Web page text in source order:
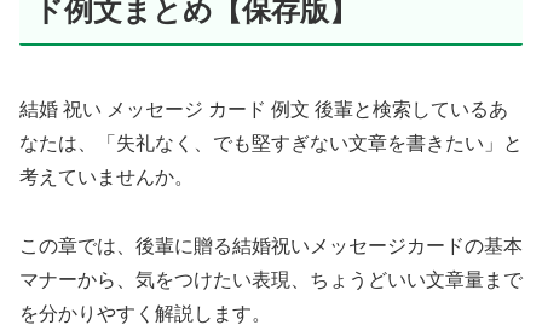
ド例文まとめ【保存版】
結婚 祝い メッセージ カード 例文 後輩と検索しているあ
なたは、「失礼なく、でも堅すぎない文章を書きたい」と
考えていませんか。
この章では、後輩に贈る結婚祝いメッセージカードの基本
マナーから、気をつけたい表現、ちょうどいい文章量まで
を分かりやすく解説します。